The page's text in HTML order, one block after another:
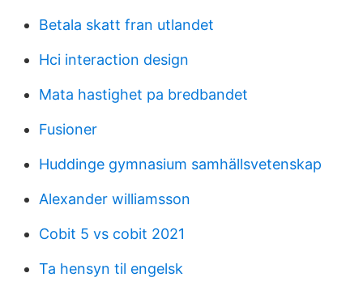
Betala skatt fran utlandet
Hci interaction design
Mata hastighet pa bredbandet
Fusioner
Huddinge gymnasium samhällsvetenskap
Alexander williamsson
Cobit 5 vs cobit 2021
Ta hensyn til engelsk